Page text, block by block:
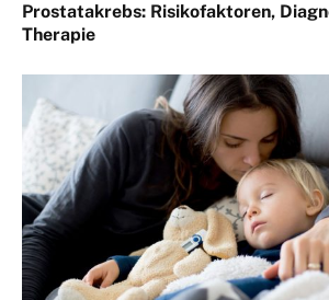
Prostatakrebs: Risikofaktoren,
Therapie